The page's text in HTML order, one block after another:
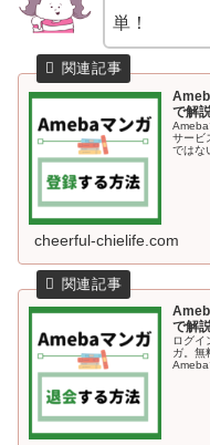
単！
で解
Ameba
サービ
ではな
cheerful-chielife.com
で解
ログイ
ガ。無